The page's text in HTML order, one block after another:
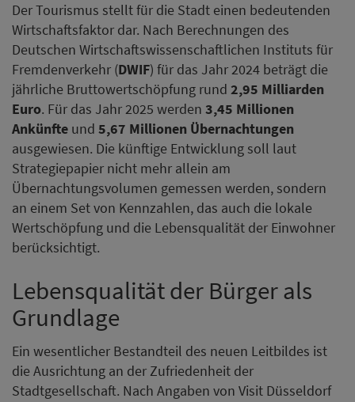
Der Tourismus stellt für die Stadt einen bedeutenden
Wirtschaftsfaktor dar. Nach Berechnungen des
Deutschen Wirtschaftswissenschaftlichen Instituts für
Fremdenverkehr (DWIF) für das Jahr 2024 beträgt die
jährliche Bruttowertschöpfung rund 2,95 Milliarden
Euro. Für das Jahr 2025 werden 3,45 Millionen
Ankünfte und 5,67 Millionen Übernachtungen
ausgewiesen. Die künftige Entwicklung soll laut
Strategiepapier nicht mehr allein am
Übernachtungsvolumen gemessen werden, sondern
an einem Set von Kennzahlen, das auch die lokale
Wertschöpfung und die Lebensqualität der Einwohner
berücksichtigt.
Lebensqualität der Bürger als
Grundlage
Ein wesentlicher Bestandteil des neuen Leitbildes ist
die Ausrichtung an der Zufriedenheit der
Stadtgesellschaft. Nach Angaben von Visit Düsseldorf